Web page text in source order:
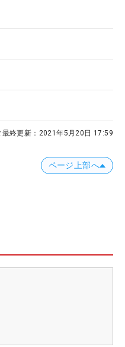
終更新： 2021年5月20日 17:59
ページ上部へ